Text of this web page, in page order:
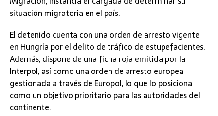
situación migratoria en el país.
El detenido cuenta con una orden de arresto vigente
en Hungría por el delito de tráfico de estupefacientes.
Además, dispone de una ficha roja emitida por la
Interpol, así como una orden de arresto europea
gestionada a través de Europol, lo que lo posiciona
como un objetivo prioritario para las autoridades del
continente.